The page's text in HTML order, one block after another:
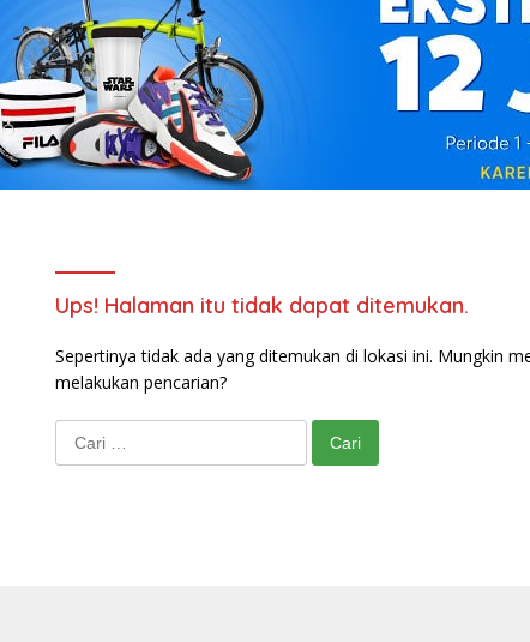
Ups! Halaman itu tidak dapat ditemukan.
Sepertinya tidak ada yang ditemukan di lokasi ini. Mungkin
melakukan pencarian?
Cari
untuk: